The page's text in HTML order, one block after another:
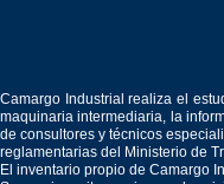
Camargo Industrial realiza el
maquinaria intermediaria, la
de consultores y técnicos
reglamentarias del Ministerio de
El inventario propio de Camargo